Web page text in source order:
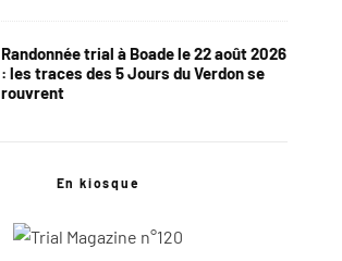
Randonnée trial à Boade le 22 août 2026
: les traces des 5 Jours du Verdon se
rouvrent
En kiosque